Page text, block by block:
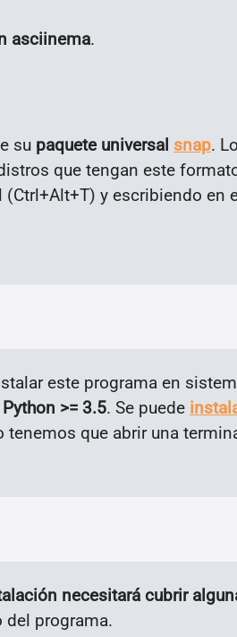
asciinema.
su paquete universal snap.
que tengan este
y escribiendo en
este programa en
Python >= 3.5. Se puede
tenemos que abrir una
necesitará cubrir
del programa.